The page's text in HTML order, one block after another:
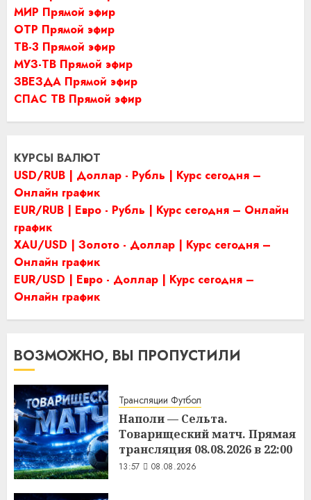
МИР Прямой эфир
ОТР Прямой эфир
ТВ-3 Прямой эфир
МУЗ-ТВ Прямой эфир
ЗВЕЗДА Прямой эфир
СПАС ТВ Прямой эфир
КУРСЫ ВАЛЮТ
USD/RUB | Доллар - Рубль | Курс сегодня –
Онлайн график
EUR/RUB | Евро - Рубль | Курс сегодня – Онлайн
график
XAU/USD | Золото - Доллар | Курс сегодня –
Онлайн график
EUR/USD | Евро - Доллар | Курс сегодня –
Онлайн график
ВОЗМОЖНО, ВЫ ПРОПУСТИЛИ
Трансляции Футбол
Наполи — Сельта.
Товарищеский матч. Прямая
трансляция 08.08.2026 в 22:00
13:57 08.08.2026